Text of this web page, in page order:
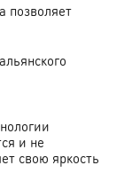
позволяет
и не
свою яркость